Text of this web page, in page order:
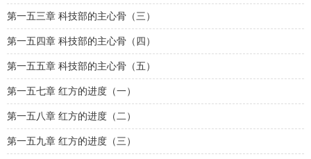
第一五三章 科技部的主心骨（三）
第一五四章 科技部的主心骨（四）
第一五五章 科技部的主心骨（五）
第一五七章 红方的进度（一）
第一五八章 红方的进度（二）
第一五九章 红方的进度（三）